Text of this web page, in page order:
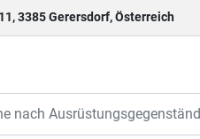
3385 Gerersdorf, Österreich